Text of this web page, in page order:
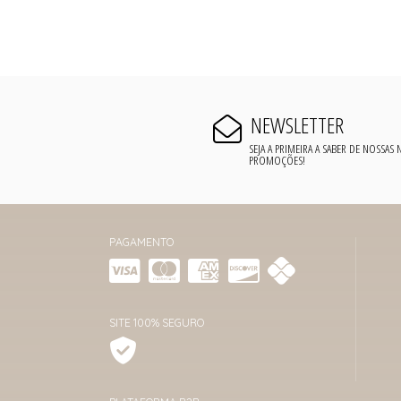
NEWSLETTER
SEJA A PRIMEIRA A SABER DE NOSSAS
PROMOÇÕES!
PAGAMENTO
SITE 100% SEGURO